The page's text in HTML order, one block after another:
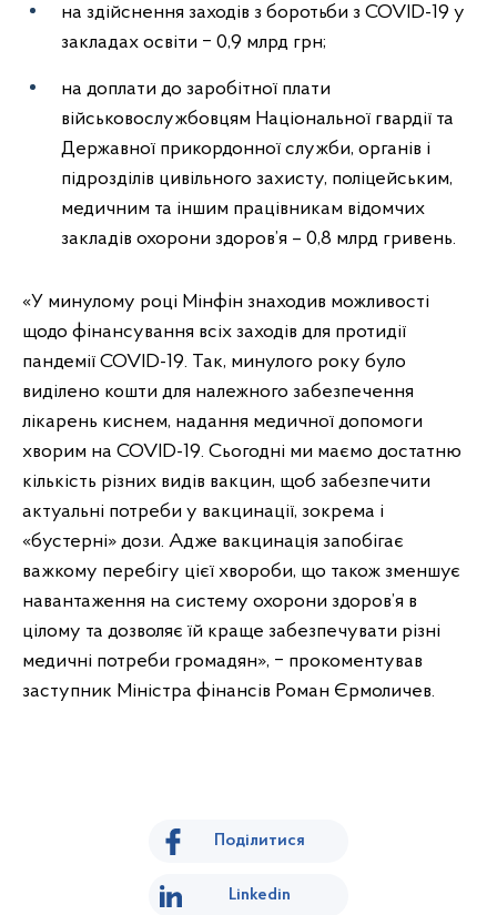
на здійснення заходів з боротьби з COVID-19 у
закладах освіти ‒ 0,9 млрд грн;
на доплати до заробітної плати
військовослужбовцям Національної гвардії та
Державної прикордонної служби, органів і
підрозділів цивільного захисту, поліцейським,
медичним та іншим працівникам відомчих
закладів охорони здоров’я – 0,8 млрд гривень.
«У минулому році Мінфін знаходив можливості
щодо фінансування всіх заходів для протидії
пандемії COVID-19. Так, минулого року було
виділено кошти для належного забезпечення
лікарень киснем, надання медичної допомоги
хворим на COVID-19. Сьогодні ми маємо достатню
кількість різних видів вакцин, щоб забезпечити
актуальні потреби у вакцинації, зокрема і
«бустерні» дози. Адже вакцинація запобігає
важкому перебігу цієї хвороби, що також зменшує
навантаження на систему охорони здоров’я в
цілому та дозволяє їй краще забезпечувати різні
медичні потреби громадян», ‒ прокоментував
заступник Міністра фінансів Роман Єрмоличев.
Поділитися
Linkedin